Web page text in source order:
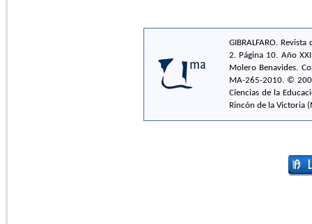
GIBRALFARO.
2. Página 10. Año
Molero Benavides.
MA-265-2010. ©
Ciencias de la
Rincón de la Victoria